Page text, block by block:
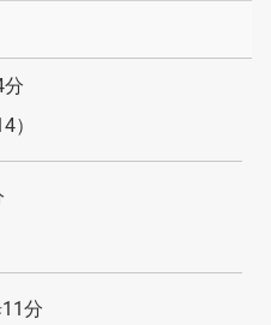
分
）
分